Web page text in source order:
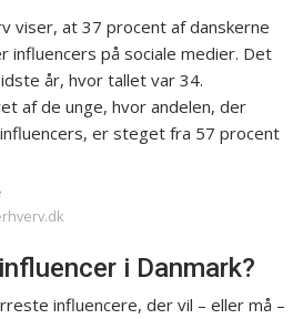
viser, at 37 procent af danskerne
influencers på sociale medier. Det
år, hvor tallet var 34.
af de unge, hvor andelen, der
er steget fra 57 procent
i Danmark?
influencere, der vil – eller må –